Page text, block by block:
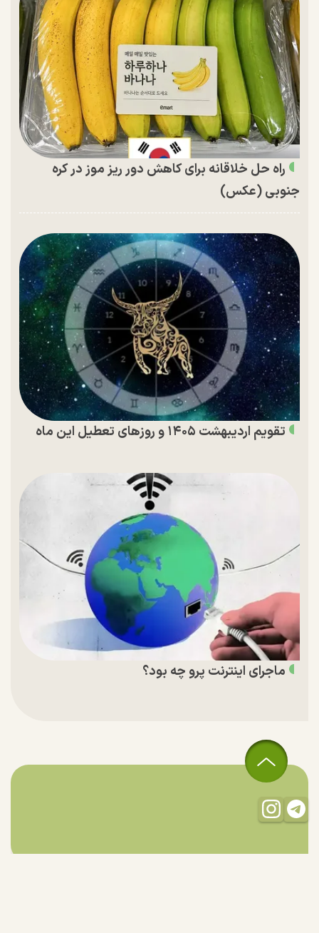
راه حل خلاقانه برای کاهش دور ریز موز در کره
جنوبی (عکس)
تقویم اردیبهشت ۱۴۰۵ و روز‌های تعطیل این ماه
ماجرای اینترنت پرو چه بود؟